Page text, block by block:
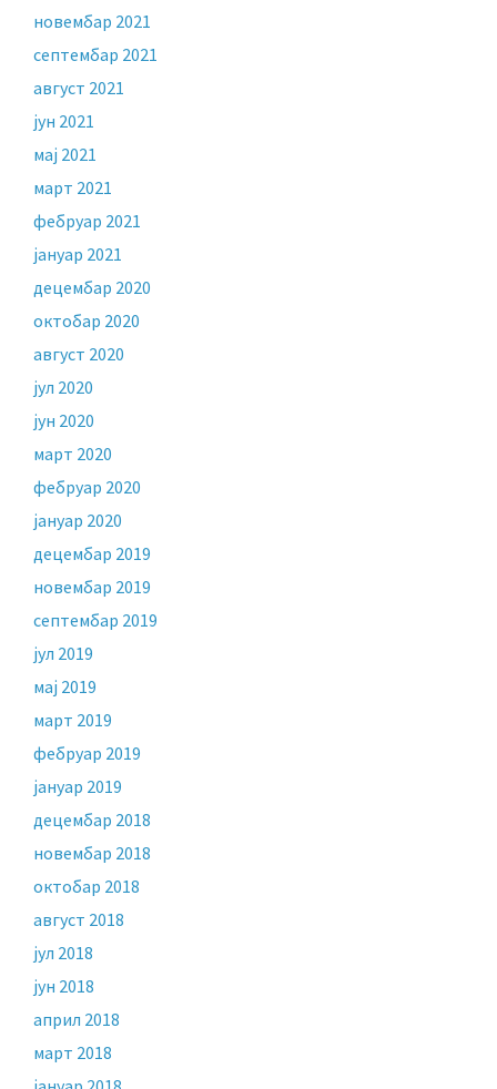
новембар 2021
септембар 2021
август 2021
јун 2021
мај 2021
март 2021
фебруар 2021
јануар 2021
децембар 2020
октобар 2020
август 2020
јул 2020
јун 2020
март 2020
фебруар 2020
јануар 2020
децембар 2019
новембар 2019
септембар 2019
јул 2019
мај 2019
март 2019
фебруар 2019
јануар 2019
децембар 2018
новембар 2018
октобар 2018
август 2018
јул 2018
јун 2018
април 2018
март 2018